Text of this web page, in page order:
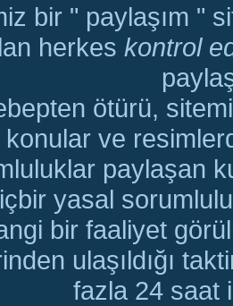
bir " paylaşım "
herkes kontrol
ötürü,
konular ve
paylaşan
yasal
bir faaliyet
ulaşıldığı
fazla 24 saat